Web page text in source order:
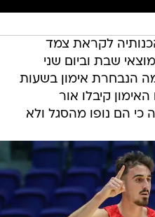
לקראת צמד
שבת וביום שני
הנבחרת אימון בשעות
קיבלו אור
כי הם נופו מהסגל ולא